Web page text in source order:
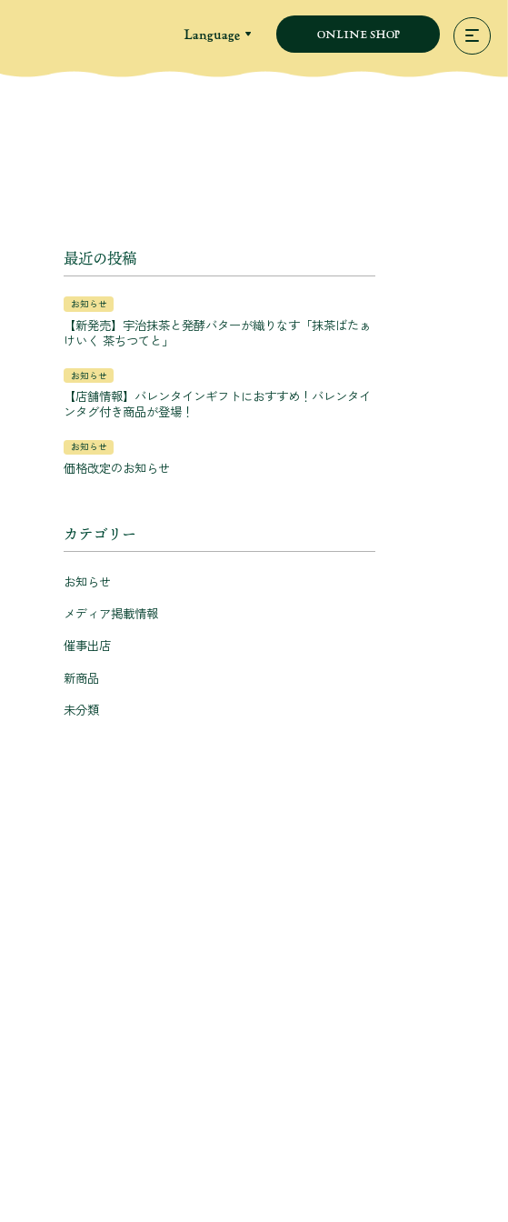
Language ONLINE SHOP
最近の投稿
お知らせ
【新発売】宇治抹茶と発酵バターが織りなす「抹茶ばたぁ
けいく 茶ちつてと」
お知らせ
【店舗情報】バレンタインギフトにおすすめ！バレンタイ
ンタグ付き商品が登場！
お知らせ
価格改定のお知らせ
カテゴリー
お知らせ
メディア掲載情報
催事出店
新商品
未分類